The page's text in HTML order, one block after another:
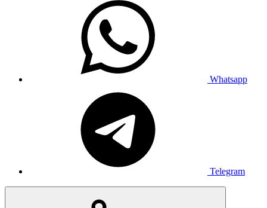
Whatsapp
Telegram